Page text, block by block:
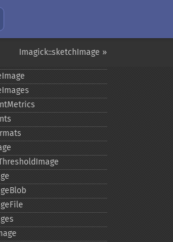
Imagick::sketchImage »